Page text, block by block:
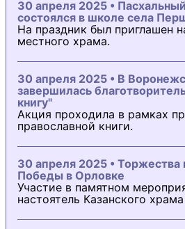
30 апреля 2025 •
состоялся в школе села
На праздник был приглашен
местного храма.
30 апреля 2025 • В
завершилась
книгу"
Акция проходила в рамках
православной книги.
30 апреля 2025 • Торжества
Победы в Орловке
Участие в памятном
настоятель Казанского